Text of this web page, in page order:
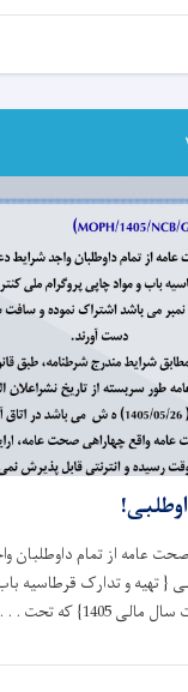
عامه از تمام
{ تهیه و تدارک قرطاسیه
که تحت . . .